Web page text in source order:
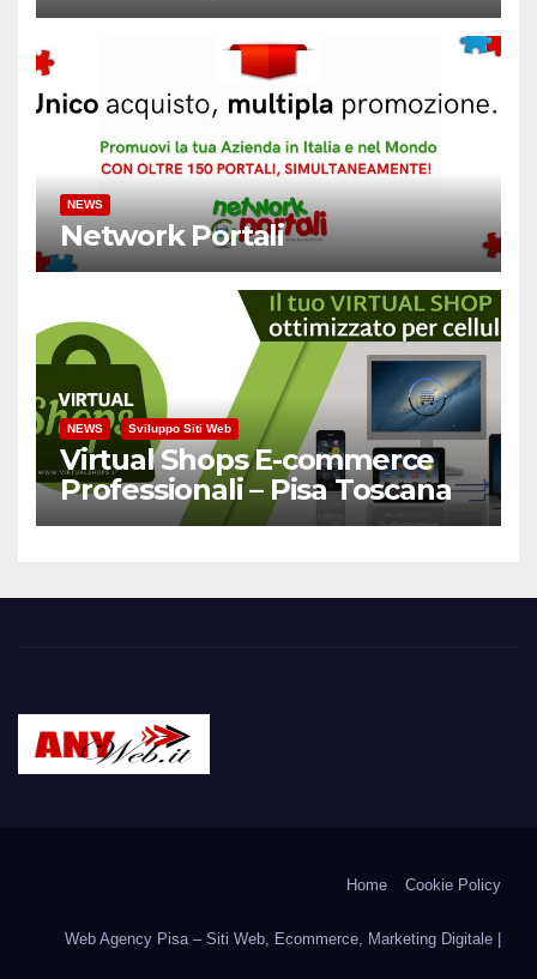
NEWS
Network Portali
NEWS Sviluppo Siti Web
Virtual Shops E-commerce
Professionali – Pisa Toscana
Home Cookie Policy
Web Agency Pisa – Siti Web, Ecommerce, Marketing Digitale |